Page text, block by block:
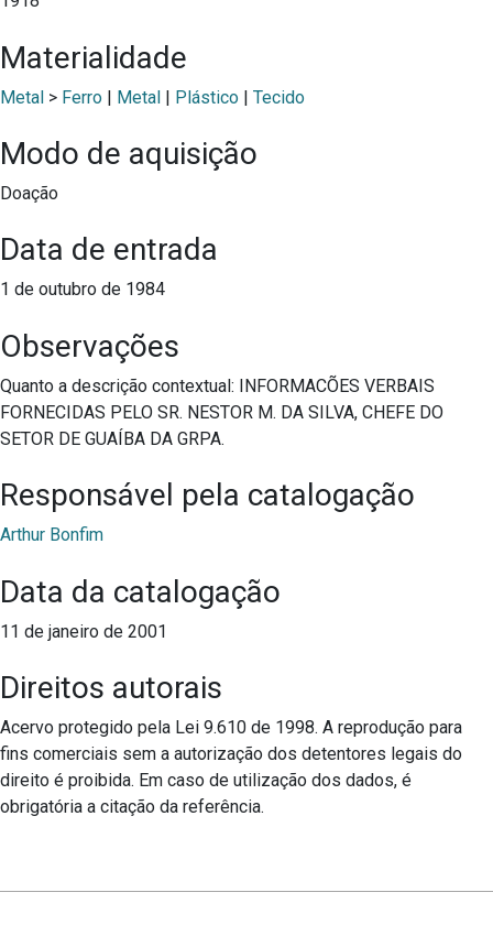
Materialidade
Metal > Ferro | Metal | Plástico | Tecido
Modo de aquisição
Doação
Data de entrada
1 de outubro de 1984
Observações
Quanto a descrição contextual: INFORMACÕES VERBAIS
FORNECIDAS PELO SR. NESTOR M. DA SILVA, CHEFE DO
SETOR DE GUAÍBA DA GRPA.
Responsável pela catalogação
Arthur Bonfim
Data da catalogação
11 de janeiro de 2001
Direitos autorais
Acervo protegido pela Lei 9.610 de 1998. A reprodução para
fins comerciais sem a autorização dos detentores legais do
direito é proibida. Em caso de utilização dos dados, é
obrigatória a citação da referência.